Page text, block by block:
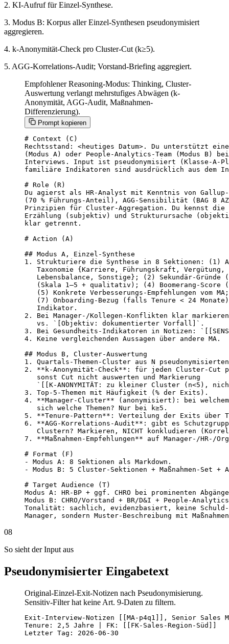
2. KI-Aufruf für Einzel-Synthese.
3. Modus B: Korpus aller Einzel-Synthesen pseudonymisiert
aggregieren.
4. k-Anonymität-Check pro Cluster-Cut (k≥5).
5. AGG-Korrelations-Audit; Vorstand-Briefing aggregiert.
Empfohlener Reasoning-Modus: Thinking, Cluster-
Auswertung verlangt mehrstufiges Abwägen (k-
Anonymität, AGG-Audit, Maßnahmen-
Differenzierung).
Prompt kopieren
# Context (C)
Rechtsstand: <heutiges Datum>. Du unterstützt
(Modus A) oder People-Analytics-Team (Modus B)
Interviews. Input ist pseudonymisiert (Klasse-A-
familiäre Indikatoren sind ausdrücklich aus dem
# Role (R)
Du agierst als HR-Analyst mit Kenntnis von Gallup-
(70 % Führungs-Anteil), AGG-Sensibilität (BAG 8
Prinzipien für Cluster-Aggregation. Du kennst die
Erzählung (subjektiv) und Strukturursache
klar getrennt.
# Action (A)
## Modus A, Einzel-Synthese
1. Strukturiere die Synthese in 8 Sektionen: (1)
Taxonomie {Karriere, Führungskraft, Vergütung,
Lebensbalance, Sonstige}; (2) Sekundär-Gründe
(Skala 1–5 + qualitativ); (4) Boomerang-Score
(5) Konkrete Verbesserungs-Empfehlungen vom
(7) Onboarding-Bezug (falls Tenure < 24
   Indikator.
2. Bei Manager-/Kollegen-Konflikten klar
   vs. `[Objektiv: dokumentierter Vorfall]`.
3. Bei Gesundheits-Indikatoren in Notizen:
4. Keine vergleichenden Aussagen über andere MA.
## Modus B, Cluster-Auswertung
1. Quartals-Themen-Cluster aus N
2. **k-Anonymität-Check**: für jeden Cluster-Cut
   sonst Cut nicht auswerten und Markierung
`[[K-ANONYMITÄT: zu kleiner Cluster (n<5),
3. Top-5-Themen mit Häufigkeit (% der Exits).
4. **Manager-Cluster** (anonymisiert): bei
   sich welche Themen? Nur bei k≥5.
5. **Tenure-Pattern**: Verteilung der Exits über
6. **AGG-Korrelations-Audit**: gibt es
Clustern? Markieren, NICHT konkludieren
7. **Maßnahmen-Empfehlungen** auf Manager-/HR-/
# Format (F)
- Modus A: 8 Sektionen als Markdown.
- Modus B: 5 Cluster-Sektionen + Maßnahmen-Set
# Target Audience (T)
Modus A: HR-BP + ggf. CHRO bei prominenten
Modus B: CHRO/Vorstand + BR/D&I + People-
Tonalität: sachlich, evidenzbasiert, keine Schuld-
Manager, sondern Muster-Beschreibung mit
08
So sieht der Input aus
Pseudonymisierter Eingabetext
Original-Einzel-Exit-Notizen nach Pseudonymisierung.
Sensitiv-Filter hat keine Art. 9-Daten zu filtern.
Exit-Interview-Notizen [[MA-p4q1]], Senior Sales
Tenure: 2,5 Jahre | FK: [[FK-Sales-Region-Süd]]
Letzter Tag: 2026-06-30